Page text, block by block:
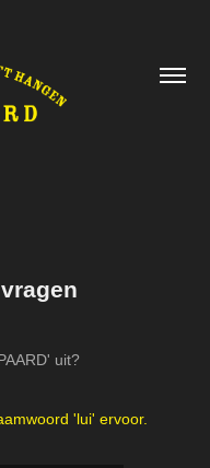
uit?
'lui' ervoor.